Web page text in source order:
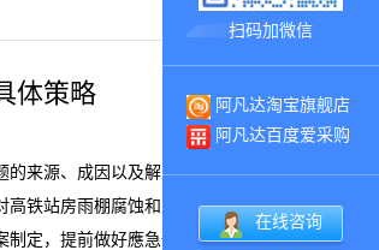
体策略
的来源、成因以及解决方法等研究分
高铁站房雨棚腐蚀和产生锈迹的多种问
制定，提前做好應急预案。要确实保障
扫码加微信
阿凡达淘宝旗舰店
阿凡达百度爱采购
在线咨询